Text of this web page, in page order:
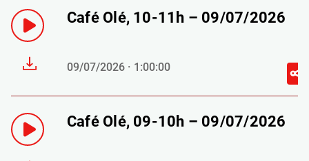
Café Olé, 10-11h – 09/07/2026
09/07/2026 · 1:00:00
Café Olé, 09-10h – 09/07/2026